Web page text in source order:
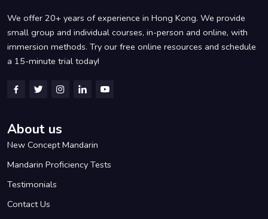
We offer 20+ years of experience in Hong Kong. We provide
small group and individual courses, in-person and online, with
immersion methods. Try our free online resources and schedule
a 15-minute trial today!
About us
New Concept Mandarin
Mandarin Proficiency Tests
Testimonials
Contact Us